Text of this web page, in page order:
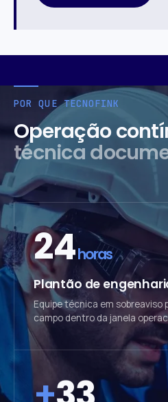
POR QUE TECNOFINK
Operação
técnica
24horas
Plantão de
Equipe técnica em sobreaviso
campo dentro da janela